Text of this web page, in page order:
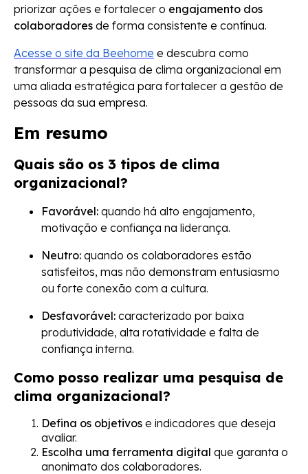
priorizar ações e fortalecer o engajamento dos
colaboradores de forma consistente e contínua.
Acesse o site da Beehome e descubra como
transformar a pesquisa de clima organizacional em
uma aliada estratégica para fortalecer a gestão de
pessoas da sua empresa.
Em resumo
Quais são os 3 tipos de clima
organizacional?
Favorável: quando há alto engajamento,
motivação e confiança na liderança.
Neutro: quando os colaboradores estão
satisfeitos, mas não demonstram entusiasmo
ou forte conexão com a cultura.
Desfavorável: caracterizado por baixa
produtividade, alta rotatividade e falta de
confiança interna.
Como posso realizar uma pesquisa de
clima organizacional?
Defina os objetivos e indicadores que deseja
avaliar.
Escolha uma ferramenta digital que garanta o
anonimato dos colaboradores.